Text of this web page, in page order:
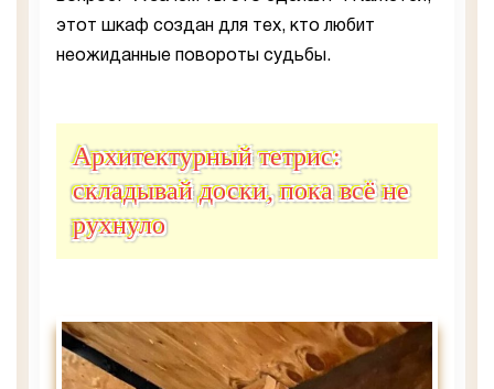
этот шкаф создан для тех, кто любит
неожиданные повороты судьбы.
Архитектурный тетрис:
складывай доски, пока всё не
рухнуло